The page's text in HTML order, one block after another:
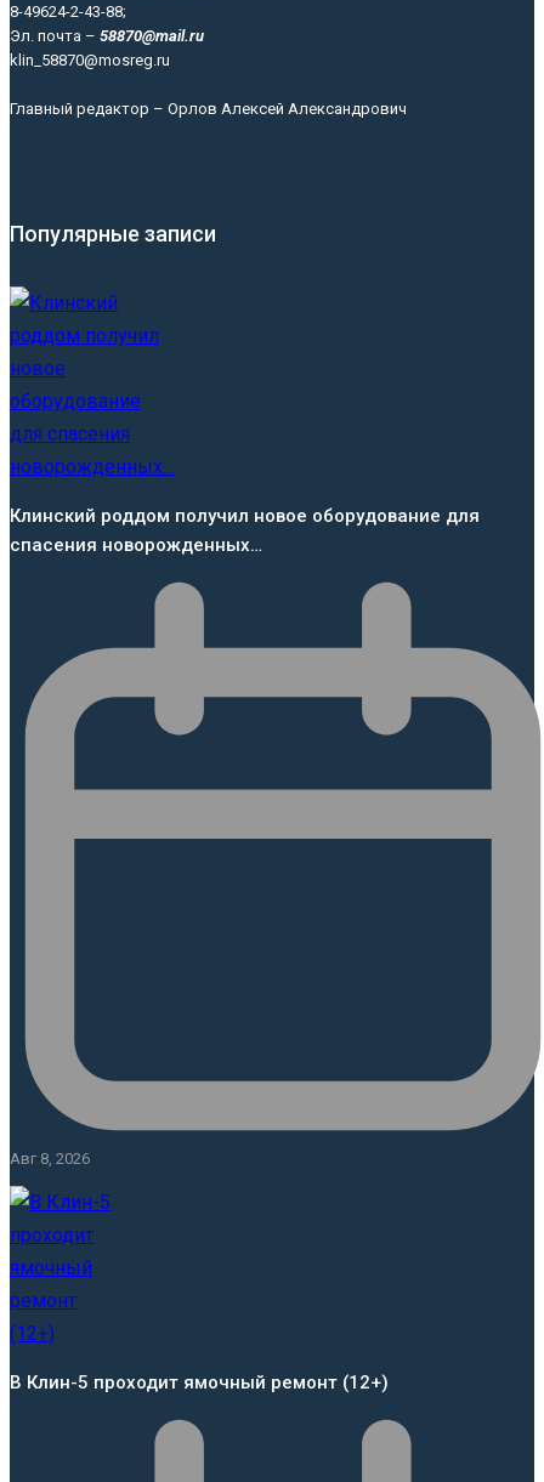
8-49624-2-43-88;
Эл. почта – 58870@mail.ru
klin_58870@mosreg.ru
Главный редактор – Орлов Алексей Александрович
Популярные записи
Клинский роддом получил новое оборудование для
спасения новорожденных…
Авг 8, 2026
В Клин-5 проходит ямочный ремонт (12+)